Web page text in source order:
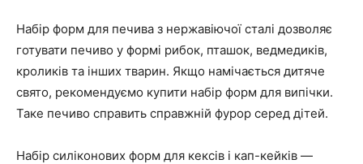
Набір форм для печива з нержавіючої сталі дозволяє
готувати печиво у формі рибок, пташок, ведмедиків,
кроликів та інших тварин. Якщо намічається дитяче
свято, рекомендуємо купити набір форм для випічки.
Таке печиво справить справжній фурор серед дітей.
Набір силіконових форм для кексів і кап-кейків —